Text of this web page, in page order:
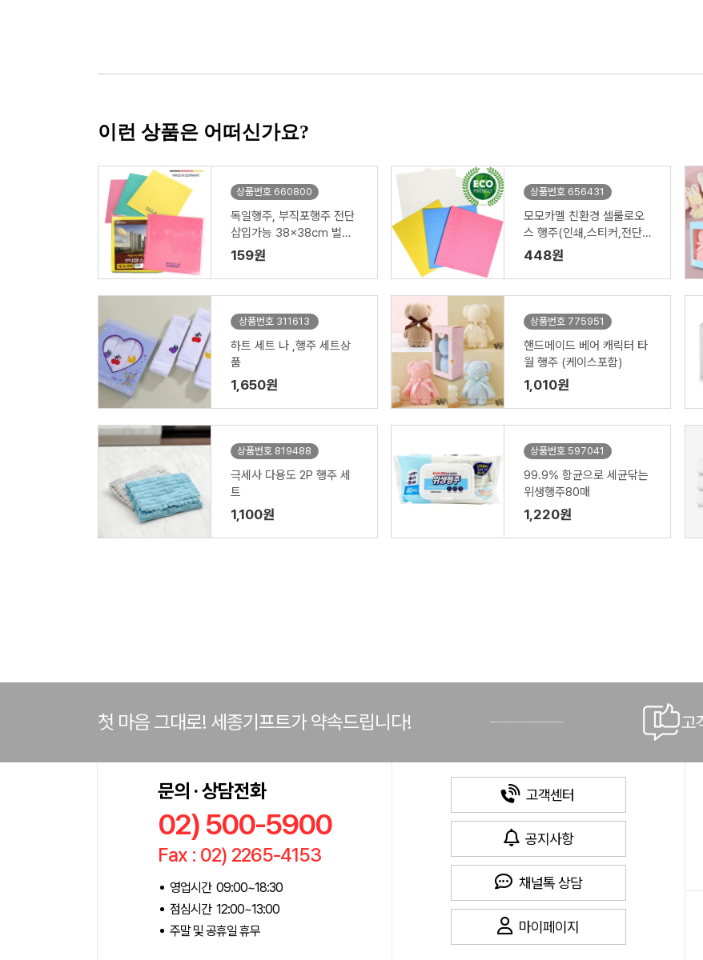
이런 상품은 어떠신가요?
상품번호 660800
독일행주, 부직포행주 전단
삽입가능 38x38cm 벌크,
반포,완포
159원
상품번호 656431
모모카멜 친환경 셀룰로오
스 행주(인쇄,스티커,전단
지 가능) HR06
448원
상품번호 311613
하트 세트 나 ,행주 세트상
품
1,650원
상품번호 775951
핸드메이드 베어 캐릭터 타
월 행주 (케이스포함)
1,010원
상품번호 819488
극세사 다용도 2P 행주 세
트
1,100원
상품번호 597041
99.9% 항균으로 세균닦는
위생행주80매
1,220원
첫 마음 그대로! 세종기프트가 약속드립니다! 고
문의 · 상담전화
02) 500-5900
Fax : 02) 2265-4153
영업시간 09:00~18:30
점심시간 12:00~13:00
주말 및 공휴일 휴무
고객센터
공지사항
채널톡 상담
마이페이지